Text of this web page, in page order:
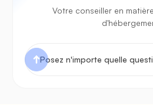
Votre conseiller en